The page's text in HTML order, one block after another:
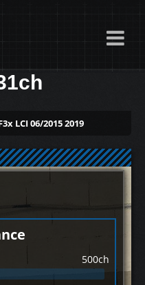
LCI 06/2015 2019
500ch